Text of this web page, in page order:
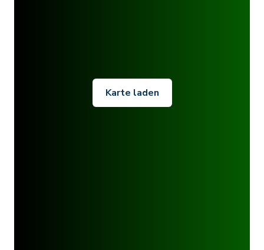
Karte laden